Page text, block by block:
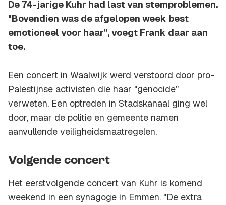
De 74-jarige Kuhr had last van stemproblemen.
"Bovendien was de afgelopen week best
emotioneel voor haar", voegt Frank daar aan
toe.
Een concert in Waalwijk werd verstoord door pro-
Palestijnse activisten die haar "genocide"
verweten. Een optreden in Stadskanaal ging wel
door, maar de politie en gemeente namen
aanvullende veiligheidsmaatregelen.
Volgende concert
Het eerstvolgende concert van Kuhr is komend
weekend in een synagoge in Emmen. "De extra